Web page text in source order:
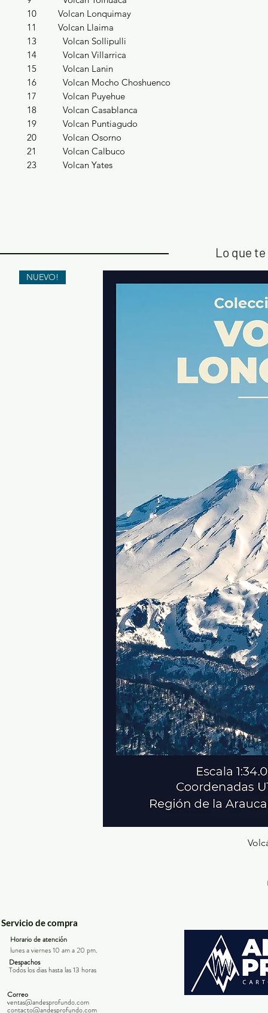
10 Volcan Lonquimay
11 Volcan Llaima
13 Volcan Sollipulli
14 Volcan Villarrica
15 Volcan Lanin
16 Volcan Mocho Choshuenco
17 Volcan Puyehue
18 Volcan Casablanca
19 Volcan Puntiagudo
20 Volcan Osorno
21 Volcan Calbuco
23 Volcan Yates
Lo que
NUEVO!
Servicio de compra
Horario de atención
lunes a viernes 10 am a 20 pm.
Despachos
Todos los dias hasta las 13 horas
Correo
ventas@andesprofundo.com
contacto@andesprofundo.com